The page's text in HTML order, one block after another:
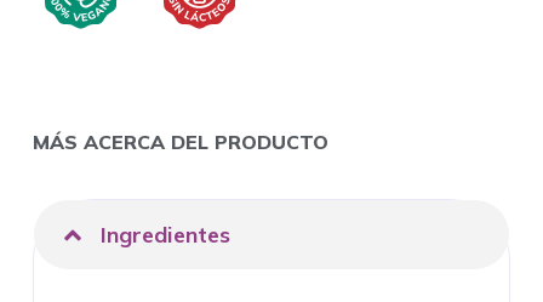
MÁS ACERCA DEL PRODUCTO
Ingredientes